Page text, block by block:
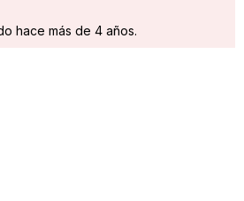
hace más de 4 años.